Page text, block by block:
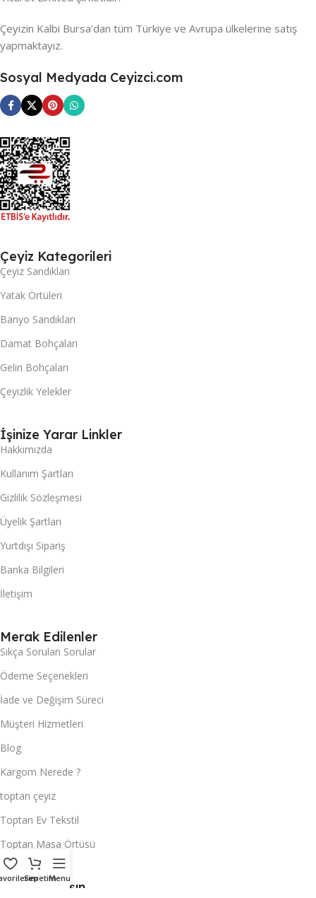
Çeyizin Kalbi Bursa’dan tüm Türkiye ve Avrupa ülkelerine satış
yapmaktayız.
Sosyal Medyada Ceyizci.com
Çeyiz Kategorileri
Çeyiz Sandıkları
Yatak Örtüleri
Banyo Sandıkları
Damat Bohçaları
Gelin Bohçaları
Çeyizlik Yelekler
İşinize Yarar Linkler
Hakkımızda
Kullanım Şartları
Gizlilik Sözleşmesi
Üyelik Şartları
Yurtdışı Sipariş
Banka Bilgileri
İletişim
Merak Edilenler
Sıkça Sorulan Sorular
Ödeme Seçenekleri
İade ve Değişim Süreci
Müşteri Hizmetleri
Blog
Kargom Nerede ?
toptan çeyiz
Toptan Ev Tekstil
Toptan Masa Örtüsü
Hemen Ulaşın
SepetimMenu